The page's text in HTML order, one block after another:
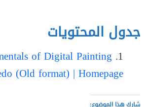
جدول المحتويات
of Digital Painting
(Old format) | Homepage
شارك هذا الموضوع: